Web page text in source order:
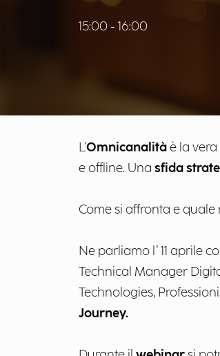
15:00 - 16:00
L'Omnicanalitàè la
e offline. Una sfida
Come si affronta e quale
Ne parliamo l’ 11 aprile
Technical Manager
Technologies,
Journey.